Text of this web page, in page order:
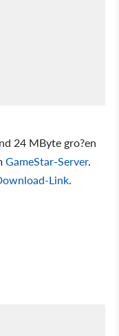
24 MByte gro?en
GameStar-Server.
Link.